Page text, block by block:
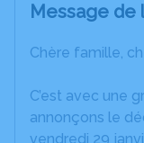
Message de
Chère famille,
C’est avec une
annonçons le
vendredi 29